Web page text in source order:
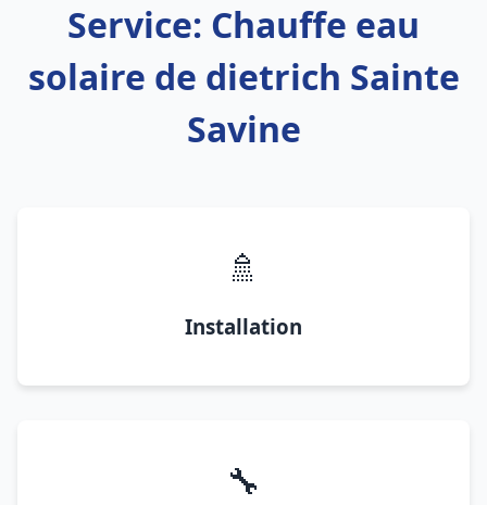
Service: Chauffe eau
solaire de dietrich Sainte
Savine
🚿
Installation
🔧